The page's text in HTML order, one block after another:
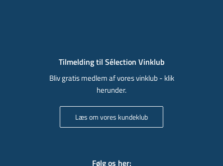
Tilmelding til Sélection Vinklub
Bliv gratis medlem af vores vinklub - klik
herunder.
Læs om vores kundeklub
Følg os her: